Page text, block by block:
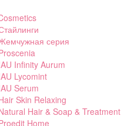
серия
Infinity Aurum
Lycomint
Serum
Skin Relaxing
Hair & Soap & Treatment
Home